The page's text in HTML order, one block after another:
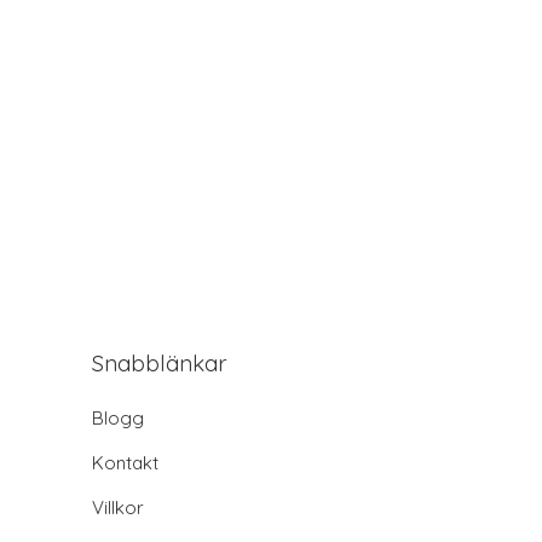
Snabblänkar
Blogg
Kontakt
Villkor